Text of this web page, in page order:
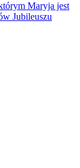
Maryja jest
Jubileuszu